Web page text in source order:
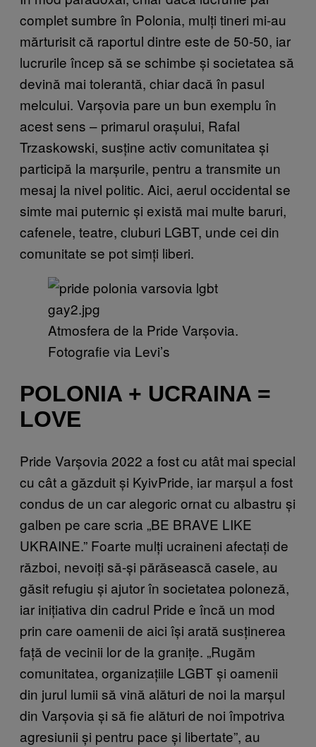
complet sumbre în Polonia, mulți tineri mi-au
mărturisit că raportul dintre este de 50-50, iar
lucrurile încep să se schimbe și societatea să
devină mai tolerantă, chiar dacă în pasul
melcului. Varșovia pare un bun exemplu în
acest sens – primarul orașului, Rafal
Trzaskowski, susține activ comunitatea și
participă la marșurile, pentru a transmite un
mesaj la nivel politic. Aici, aerul occidental se
simte mai puternic și există mai multe baruri,
cafenele, teatre, cluburi LGBT, unde cei din
comunitate se pot simți liberi.
Atmosfera de la Pride Varșovia.
Fotografie via Levi’s
POLONIA + UCRAINA =
LOVE
Pride Varșovia 2022 a fost cu atât mai special
cu cât a găzduit și KyivPride, iar marșul a fost
condus de un car alegoric ornat cu albastru și
galben pe care scria „BE BRAVE LIKE
UKRAINE.” Foarte mulți ucraineni afectați de
război, nevoiți să-și părăsească casele, au
găsit refugiu și ajutor în societatea poloneză,
iar inițiativa din cadrul Pride e încă un mod
prin care oamenii de aici își arată susținerea
față de vecinii lor de la granițe. „Rugăm
comunitatea, organizațiile LGBT și oamenii
din jurul lumii să vină alături de noi la marșul
din Varșovia și să fie alături de noi împotriva
agresiunii și pentru pace și libertate”, au